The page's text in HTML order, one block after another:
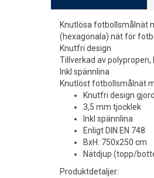
Knutlösa fotbollsmålnät
(hexagonala) nät för
Knutfri design
Tillverkad av
Inkl spännlina
Knutlöst fotbollsmålnät
Knutfri design
3,5 mm tjocklek
Inkl spännlina
Enligt DIN EN 748
BxH: 750x250 cm
Nätdjup (topp/
Produktdetaljer: